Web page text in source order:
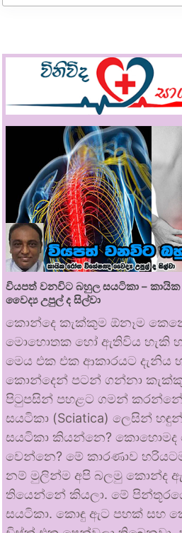
වියපත් වනවිට බහුල සයටිකා –
වෛද්‍ය උපුල් ද සිල්වා
කොන්දෙ කැක්කුම ඕනෑම
මොහොතක හෝ ඇතිවිය හැකි
මෙය එක එක ආකාරයට දැනිය
කොන්දෙන් පටන් ගන්නා
පිටුපසින් පහළට ගමන්
සයටිකා (Sciatica) ලෙසින්
සයටිකා කියන්නෙ? කොහොමද
වෙන්නෙ? මේ කාරණාව
නම් මුලින්ම අපි බලමු කොන්ද
තියෙන්නේ කියලා. මේ
සයටිකා. කොඳු ඇට පහක් සහ